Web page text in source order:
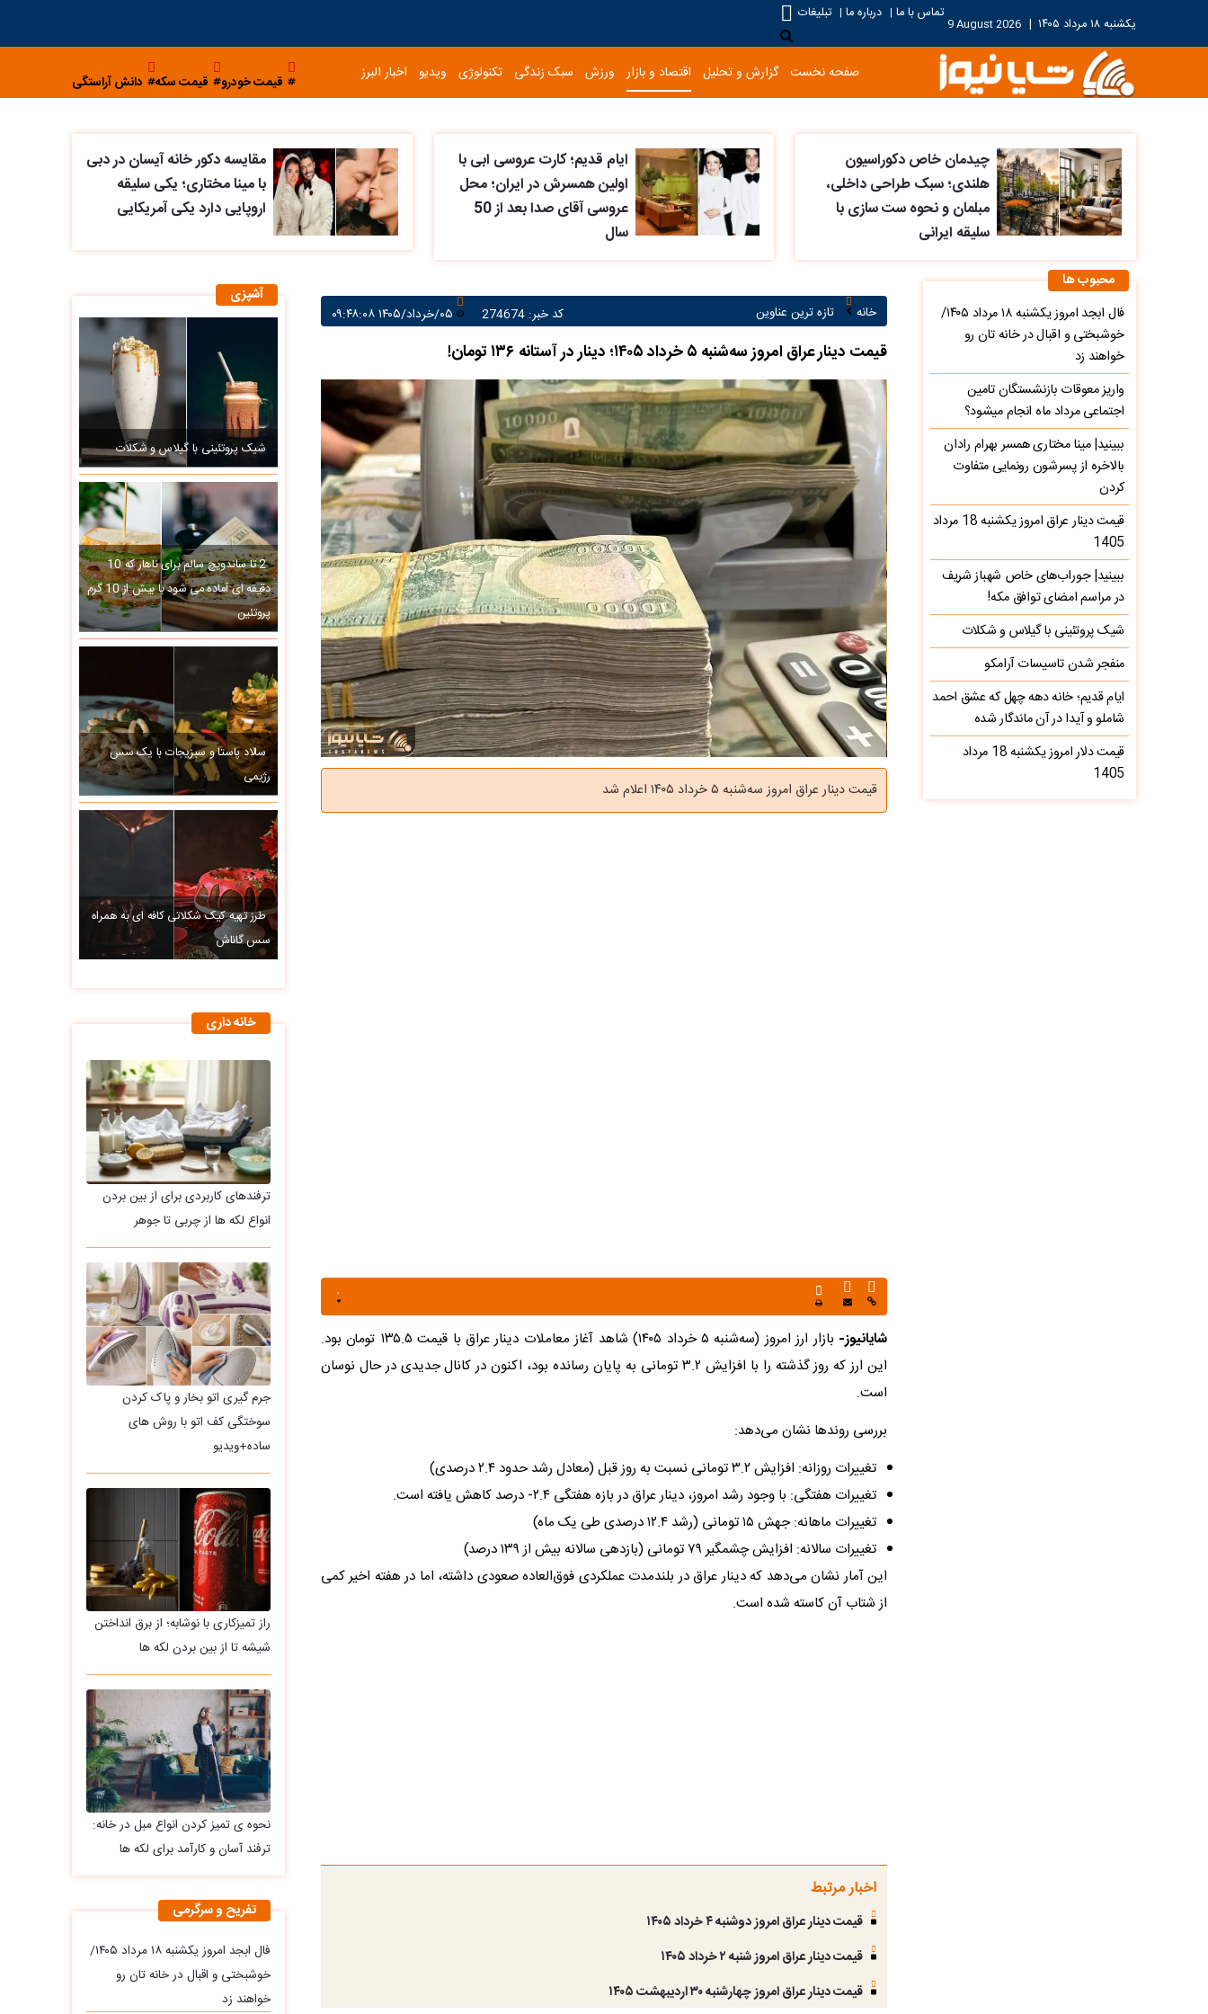
یکشنبه ۱۸ مرداد ۱۴۰۵ |
9 August 2026
تماس با ما | درباره ما | تبلیغات
صفحه نخست گزارش و تحلیل اقتصاد و بازار ورزش سبک زندگی تکنولوژی ویدیو اخبار البرز قیمت خودرو قیمت سکه دانش آراستگی
چیدمان خاص دکوراسیون
هلندی؛ سبک طراحی داخلی،
مبلمان و نحوه ست سازی با
سلیقه ایرانی
ایام قدیم؛ کارت عروسی ابی با
اولین همسرش در ایران؛ محل
عروسی آقای صدا بعد از 50
سال
مقایسه دکور خانه آیسان در دبی
با مینا مختاری؛ یکی سلیقه
اروپایی دارد یکی آمریکایی
خانه تازه ترین عناوین کد خبر: 274674
قیمت دینار عراق امروز سه‌شنبه ۵ خرداد ۱۴۰۵؛ دینار در آستانه ۱۳۶ تومان!
قیمت دینار عراق امروز سه‌شنبه ۵ خرداد ۱۴۰۵ اعلام شد
شایانیوز-
بازار ارز امروز (سه‌شنبه ۵ خرداد ۱۴۰۵) شاهد آغاز معاملات دینار عراق با قیمت ۱۳۵.۵ تومان بود.
این ارز که روز گذشته را با افزایش ۳.۲ تومانی به پایان رسانده بود، اکنون در کانال جدیدی در حال نوسان
است.
بررسی روندها نشان می‌دهد:
تغییرات روزانه: افزایش ۳.۲ تومانی نسبت به روز قبل (معادل رشد حدود ۲.۴ درصدی)
تغییرات هفتگی: با وجود رشد امروز، دینار عراق در بازه هفتگی ۲.۴- درصد کاهش یافته است.
تغییرات ماهانه: جهش ۱۵ تومانی (رشد ۱۲.۴ درصدی طی یک ماه)
تغییرات سالانه: افزایش چشمگیر ۷۹ تومانی (بازدهی سالانه بیش از ۱۳۹ درصد)
این آمار نشان می‌دهد که دینار عراق در بلندمدت عملکردی فوق‌العاده صعودی داشته، اما در هفته اخیر کمی
از شتاب آن کاسته شده است.
اخبار مرتبط
قیمت دینار عراق امروز دوشنبه ۴ خرداد ۱۴۰۵
قیمت دینار عراق امروز شنبه ۲ خرداد ۱۴۰۵
قیمت دینار عراق امروز چهارشنبه ۳۰ اردیبهشت ۱۴۰۵
آشپزی
شیک پروتئینی با گیلاس و شکلات
2 تا ساندویچ سالم برای ناهار که 10
دقیقه ای آماده می شود با بیش از 10 گرم
پروتئین
سالاد پاستا و سبزیجات با یک سس
رژیمی
طرز تهیه کیک شکلاتی کافه ای به همراه
سس گاناش
خانه داری
ترفندهای کاربردی برای از بین بردن
انواع لکه ها از چربی تا جوهر
جرم گیری اتو بخار و پاک کردن
سوختگی کف اتو با روش های
ساده+ویدیو
راز تمیزکاری با نوشابه؛ از برق انداختن
شیشه تا از بین بردن لکه ها
نحوه ی تمیز کردن انواع مبل در خانه:
ترفند آسان و کارآمد برای لکه ها
تفریح و سرگرمی
فال ابجد امروز یکشنبه ۱۸ مرداد ۱۴۰۵/
خوشبختی و اقبال در خانه تان رو
خواهند زد
محبوب ها
فال ابجد امروز یکشنبه ۱۸ مرداد ۱۴۰۵/
خوشبختی و اقبال در خانه تان رو
خواهند زد
واریز معوقات بازنشستگان تامین
اجتماعی مرداد ماه انجام میشود؟
ببینید| مینا مختاری همسر بهرام رادان
بالاخره از پسرشون رونمایی متفاوت
کردن
قیمت دینار عراق امروز یکشنبه 18 مرداد
1405
ببینید| جوراب‌های خاص شهباز شریف
در مراسم امضای توافق مکه!
شیک پروتئینی با گیلاس و شکلات
منفجر شدن تاسیسات آرامکو
ایام قدیم؛ خانه دهه چهل که عشق احمد
شاملو و آیدا در آن ماندگار شده
قیمت دلار امروز یکشنبه 18 مرداد
1405